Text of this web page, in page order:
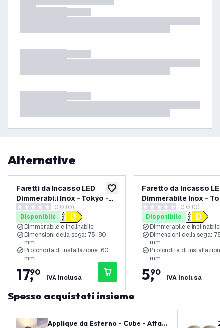
Alternative
aggiungi alla lista desideri
Faretti da Incasso LED
Dimmerabili Inox - Tokyo -
3W - 2700K - ø92mm - 3
pack
0 stelle di valutazione
0.0 (0)
Disponibile
Dimmerabile e inclinabile
Dimensioni della sega: 75-80
mm
Profondità di installazione: 60
mm
17,
90
IVA inclusa
Faretto da Incasso
Dimmerabile Inox -
3W - 2700K - ø92mm
0 stelle di valutazione
0.0 (0)
Disponibile
Dimmerabile e inclinabile
Dimensioni della sega:
mm
Profondità di
mm
5,
90
IVA inclusa
Spesso acquistati insieme
Applique da Esterno - Cube - Attac